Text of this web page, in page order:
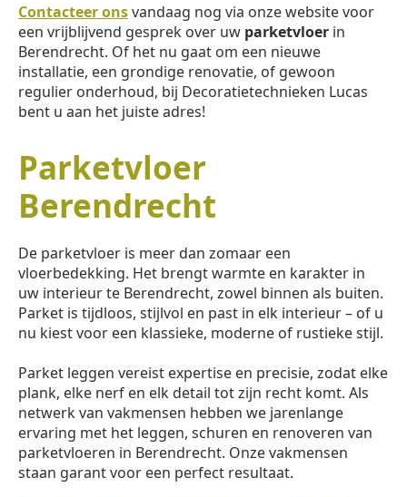
Contacteer onsvandaag nog via onze website voor
een vrijblijvend gesprek over uw parketvloer in
Berendrecht. Of het nu gaat om een nieuwe
installatie, een grondige renovatie, of gewoon
regulier onderhoud, bij Decoratietechnieken Lucas
bent u aan het juiste adres!
Parketvloer
Berendrecht
De parketvloer is meer dan zomaar een
vloerbedekking. Het brengt warmte en karakter in
uw interieur te Berendrecht, zowel binnen als buiten.
Parket is tijdloos, stijlvol en past in elk interieur – of u
nu kiest voor een klassieke, moderne of rustieke stijl.
Parket leggen vereist expertise en precisie, zodat elke
plank, elke nerf en elk detail tot zijn recht komt. Als
netwerk van vakmensen hebben we jarenlange
ervaring met het leggen, schuren en renoveren van
parketvloeren in Berendrecht. Onze vakmensen
staan garant voor een perfect resultaat.